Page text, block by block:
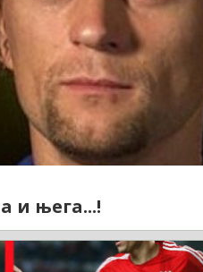
и њега...!